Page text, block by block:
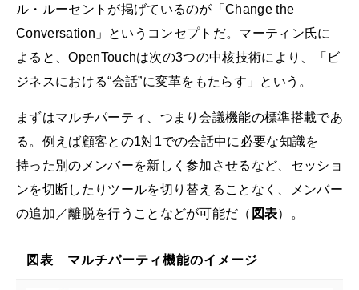
ル・ルーセントが掲げているのが「Change the
Conversation」というコンセプトだ。マーティン氏に
よると、OpenTouchは次の3つの中核技術により、「ビ
ジネスにおける“会話”に変革をもたらす」という。
まずはマルチパーティ、つまり会議機能の標準搭載であ
る。例えば顧客との1対1での会話中に必要な知識を
持った別のメンバーを新しく参加させるなど、セッショ
ンを切断したりツールを切り替えることなく、メンバー
の追加／離脱を行うことなどが可能だ（ 図表）。
図表 マルチパーティ機能のイメージ